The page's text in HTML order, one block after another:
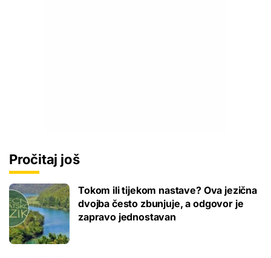
Pročitaj još
Tokom ili tijekom nastave? Ova jezična
dvojba često zbunjuje, a odgovor je
zapravo jednostavan